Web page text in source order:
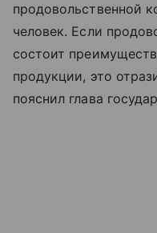
продовольственной
человек. Если
состоит
продукции, это
пояснил глава